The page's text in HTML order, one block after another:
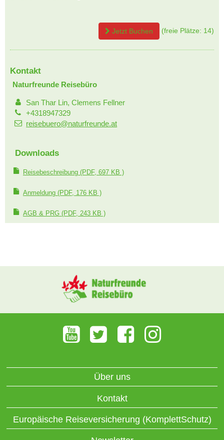
Jetzt Buchen (freie Plätze: 14)
Kontakt
Naturfreunde Reisebüro
San Thar Lin, Clemens Fellner
+4318947329
reisebuero@naturfreunde.at
Downloads
Reisebeschreibung (PDF, 697 KB )
Anmeldung (PDF, 176 KB )
AGB & PRG (PDF, 243 KB )
Über uns
Kontakt
Europäische Reiseversicherung (KomplettSchutz)